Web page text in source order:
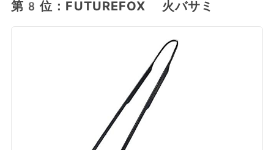
第8位：FUTUREFOX 火バサミ